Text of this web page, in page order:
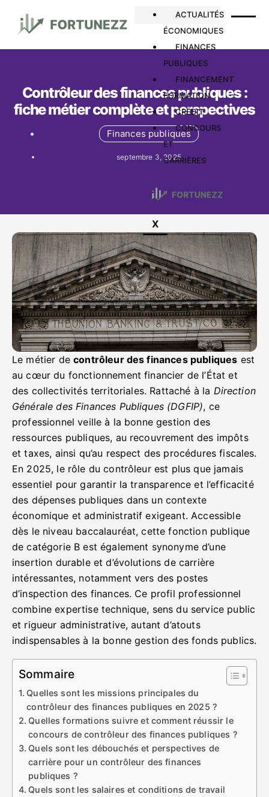
ACTUALITÉS
ÉCONOMIQUES
FINANCES
PUBLIQUES
FINANCEMENT
FORMATION
CRÉDIT
CONCOURS
ET
CARRIÈRES
X
Contrôleur des finances publiques :
fiche métier complète et perspectives
Finances publiques
septembre 3, 2025
Le métier decontrôleur des finances publiques est
au cœur du fonctionnement financier de l’État et
des collectivités territoriales. Rattaché à la Direction
Générale des Finances Publiques (DGFIP), ce
professionnel veille à la bonne gestion des
ressources publiques, au recouvrement des impôts
et taxes, ainsi qu’au respect des procédures fiscales.
En 2025, le rôle du contrôleur est plus que jamais
essentiel pour garantir la transparence et l’efficacité
des dépenses publiques dans un contexte
économique et administratif exigeant. Accessible
dès le niveau baccalauréat, cette fonction publique
de catégorie B est également synonyme d’une
insertion durable et d’évolutions de carrière
intéressantes, notamment vers des postes
d’inspection des finances. Ce profil professionnel
combine expertise technique, sens du service public
et rigueur administrative, autant d’atouts
indispensables à la bonne gestion des fonds publics.
Sommaire
Quelles sont les missions principales du
contrôleur des finances publiques en 2025 ?
Quelles formations suivre et comment réussir le
concours de contrôleur des finances publiques ?
Quels sont les débouchés et perspectives de
carrière pour un contrôleur des finances
publiques ?
Quels sont les salaires et conditions de travail